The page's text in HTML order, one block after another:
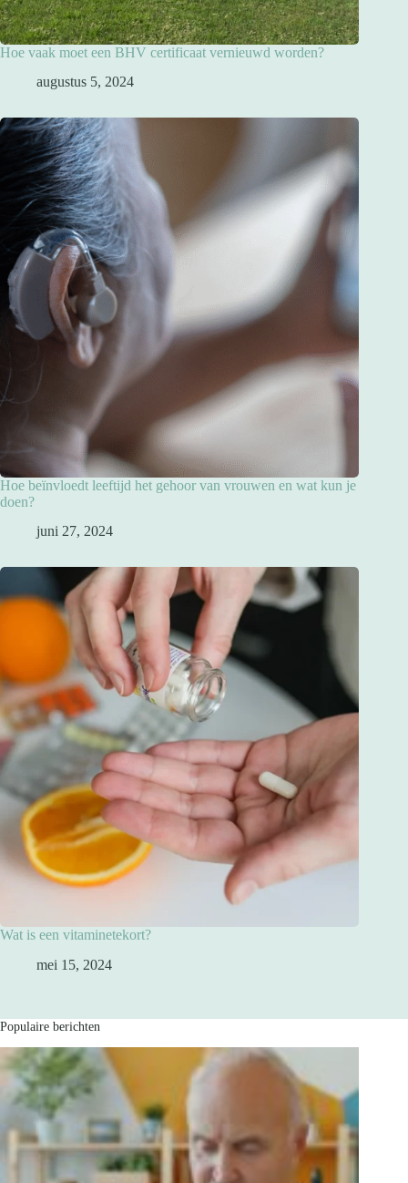
Hoe vaak moet een BHV certificaat vernieuwd worden?
augustus 5, 2024
Hoe beïnvloedt leeftijd het gehoor van vrouwen en wat kun je
doen?
juni 27, 2024
Wat is een vitaminetekort?
mei 15, 2024
Populaire berichten